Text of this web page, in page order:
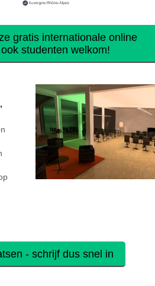
gratis internationale online
studenten welkom!
- schrijf dus snel in